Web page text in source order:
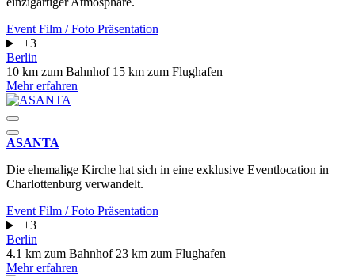
Event Film / Foto Präsentation
+3
Berlin
10 km zum Bahnhof 15 km zum Flughafen
Mehr erfahren
ASANTA
Die ehemalige Kirche hat sich in eine exklusive Eventlocation in
Charlottenburg verwandelt.
Event Film / Foto Präsentation
+3
Berlin
4.1 km zum Bahnhof 23 km zum Flughafen
Mehr erfahren